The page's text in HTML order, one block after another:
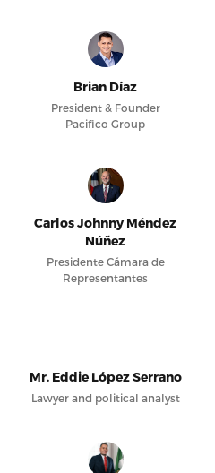
Brian Díaz
President & Founder
Pacifico Group
Carlos Johnny Méndez
Núñez
Presidente Cámara de
Representantes
Mr. Eddie López Serrano
Lawyer and political analyst